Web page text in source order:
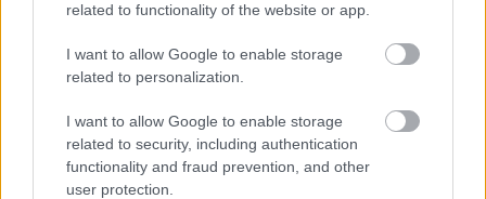
related to functionality of the website or app.
I want to allow Google to enable storage
related to personalization.
I want to allow Google to enable storage
related to security, including authentication
functionality and fraud prevention, and other
user protection.
1962Άντολφ Άιχμαν, Γερμανός αξιωματικός των
συγγραφέας
1983 Τζακ Ντέμπσι, Αμερικανός πυγμάχος